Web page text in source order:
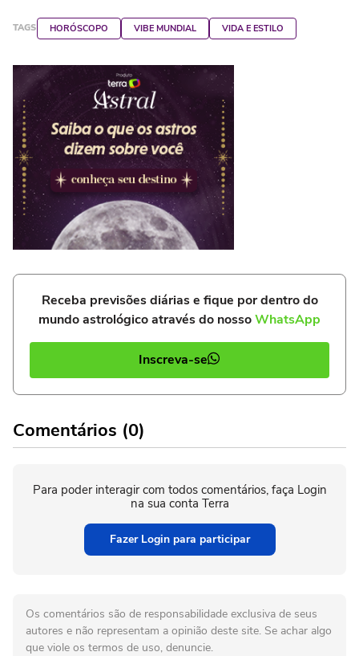
TAGS HORÓSCOPO VIBE MUNDIAL VIDA E ESTILO
Receba previsões diárias e fique por dentro do
mundo astrológico através do nossoWhatsApp
Inscreva-se
Comentários (0)
Para poder interagir com todos comentários, faça Login
na sua conta Terra
Fazer Login para participar
Os comentários são de responsabilidade exclusiva de seus
autores e não representam a opinião deste site. Se achar algo
que viole os termos de uso, denuncie.